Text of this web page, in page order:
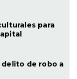
para
de robo a